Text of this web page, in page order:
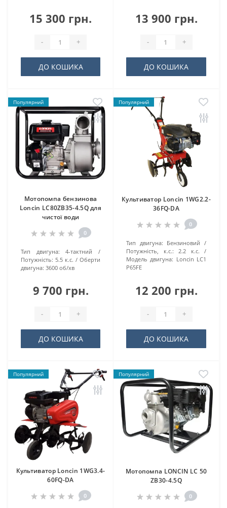
15 300 грн.
- +
ДО КОШИКА
13 900 грн.
- +
ДО КОШИКА
Популярний
Мотопомпа бензинова
Loncin LC80ZB35-4.5Q для
чистої води
0
Тип двигуна:
4-тактний
Потужність: 5.5 к.с.
Оберти
двигуна: 3600 об/хв
9 700 грн.
- +
ДО КОШИКА
Популярний
Культиватор Loncin 1WG2.2-
36FQ-DA
0
Тип двигуна: Бензиновий
Потужність, к.с.:
2.2 к.c.
Модель двигуна: Loncin LC1
P65FE
12 200 грн.
- +
ДО КОШИКА
Популярний
Культиватор Loncin 1WG3.4-
60FQ-DA
0
Популярний
Мотопомпа LONCIN LC 50
ZB30-4.5Q
0